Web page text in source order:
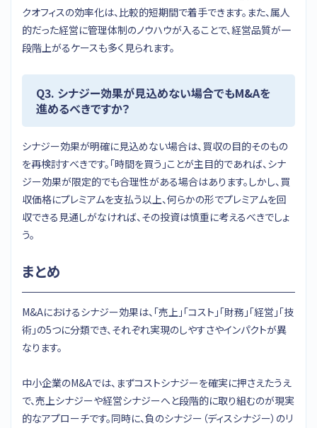
クオフィスの効率化は、比較的短期間で着手できます。また、属人
的だった経営に管理体制のノウハウが入ることで、経営品質が一
段階上がるケースも多く見られます。
Q3. シナジー効果が見込めない場合でもM&Aを
進めるべきですか？
シナジー効果が明確に見込めない場合は、買収の目的そのもの
を再検討すべきです。「時間を買う」ことが主目的であれば、シナ
ジー効果が限定的でも合理性がある場合はあります。しかし、買
収価格にプレミアムを支払う以上、何らかの形でプレミアムを回
収できる見通しがなければ、その投資は慎重に考えるべきでしょ
う。
まとめ
M&Aにおけるシナジー効果は、「売上」「コスト」「財務」「経営」「技
術」の5つに分類でき、それぞれ実現のしやすさやインパクトが異
なります。
中小企業のM&Aでは、まずコストシナジーを確実に押さえたうえ
で、売上シナジーや経営シナジーへと段階的に取り組むのが現実
的なアプローチです。同時に、負のシナジー（ディスシナジー）のリ